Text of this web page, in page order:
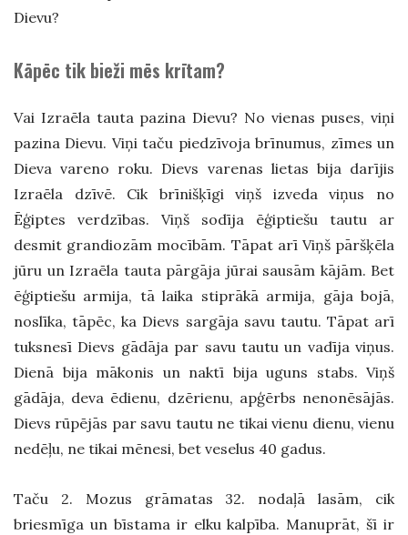
Dievu?
Kāpēc tik bieži mēs krītam?
Vai Izraēla tauta pazina Dievu? No vienas puses, viņi
pazina Dievu. Viņi taču piedzīvoja brīnumus, zīmes un
Dieva vareno roku. Dievs varenas lietas bija darījis
Izraēla dzīvē. Cik brīnišķīgi viņš izveda viņus no
Ēģiptes verdzības. Viņš sodīja ēģiptiešu tautu ar
desmit grandiozām mocībām. Tāpat arī Viņš pāršķēla
jūru un Izraēla tauta pārgāja jūrai sausām kājām. Bet
ēģiptiešu armija, tā laika stiprākā armija, gāja bojā,
noslīka, tāpēc, ka Dievs sargāja savu tautu. Tāpat arī
tuksnesī Dievs gādāja par savu tautu un vadīja viņus.
Dienā bija mākonis un naktī bija uguns stabs. Viņš
gādāja, deva ēdienu, dzērienu, apģērbs nenonēsājās.
Dievs rūpējās par savu tautu ne tikai vienu dienu, vienu
nedēļu, ne tikai mēnesi, bet veselus 40 gadus.
Taču 2. Mozus grāmatas 32. nodaļā lasām, cik
briesmīga un bīstama ir elku kalpība. Manuprāt, šī ir